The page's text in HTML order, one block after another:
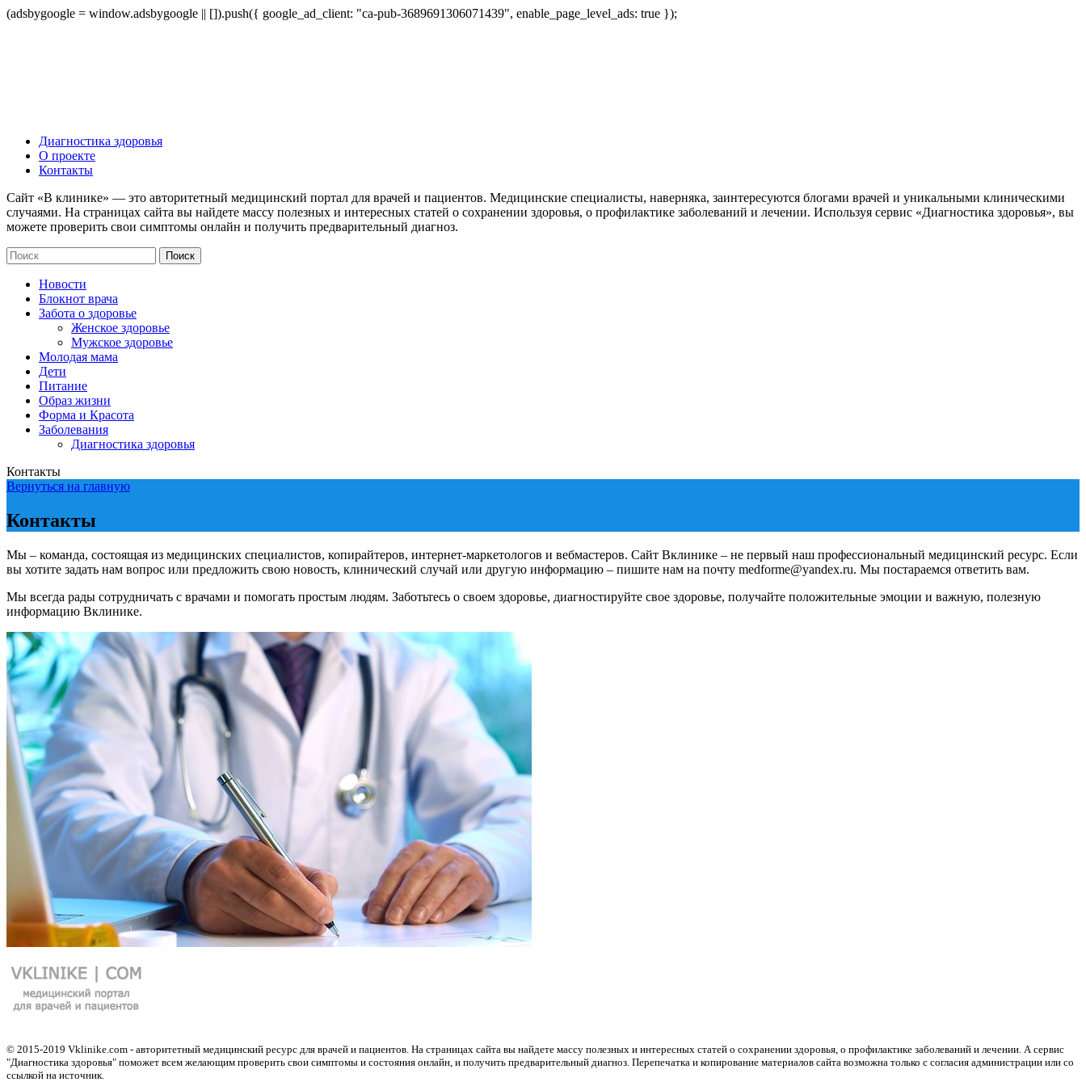
(adsbygoogle = window.adsbygoogle || []).push({ google_ad_client: "ca-pub-3689691306071439", enable_page_level_ads: true });
Диагностика здоровья
О проекте
Контакты
Сайт «В клинике» — это авторитетный медицинский портал для врачей и пациентов. Медицинские специалисты, наверняка, заинтересуются блогами врачей и уникальными клиническими
случаями. На страницах сайта вы найдете массу полезных и интересных статей о сохранении здоровья, о профилактике заболеваний и лечении. Используя сервис «Диагностика здоровья», вы
можете проверить свои симптомы онлайн и получить предварительный диагноз.
Новости
Блокнот врача
Забота о здоровье
Женское здоровье
Мужское здоровье
Молодая мама
Дети
Питание
Образ жизни
Форма и Красота
Заболевания
Диагностика здоровья
Контакты
Вернуться на главную
Контакты
Мы – команда, состоящая из медицинских специалистов, копирайтеров, интернет-маркетологов и вебмастеров. Сайт Вклинике – не первый наш профессиональный медицинский ресурс. Если
вы хотите задать нам вопрос или предложить свою новость, клинический случай или другую информацию – пишите нам на почту medforme@yandex.ru. Мы постараемся ответить вам.
Мы всегда рады сотрудничать с врачами и помогать простым людям. Заботьтесь о своем здоровье, диагностируйте свое здоровье, получайте положительные эмоции и важную, полезную
информацию Вклинике.
© 2015-2019 Vklinike.com - авторитетный медицинский ресурс для врачей и пациентов. На страницах сайта вы найдете массу полезных и интересных статей о сохранении здоровья, о профилактике заболеваний и лечении. А сервис
"Диагностика здоровья" поможет всем желающим проверить свои симптомы и состояния онлайн, и получить предварительный диагноз. Перепечатка и копирование материалов сайта возможна только с согласия администрации или со
ссылкой на источник.